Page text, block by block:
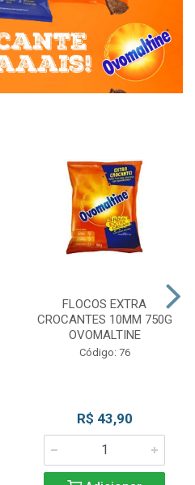
FLOCOS EXTRA
CROCANTES 10MM 750G
OVOMALTINE
Código: 76
R$ 43,90